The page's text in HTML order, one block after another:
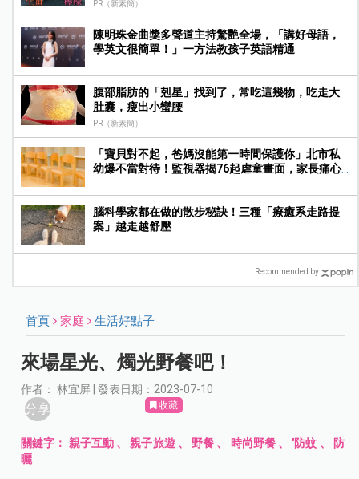
PR（新素簡）
陳明珠金曲獎多聲道主持驚艷全場，「講好母語，
學英文很簡單！」一方法教孩子英語精通
腹部脂肪的「剋星」找到了，常吃這幾物，吃走大
肚囊，瘦出小蠻腰
PR（新素簡）
「寶貝對不起，爸媽沒能第一時間保護你」北市私
幼爆不當對待！監視器揭76起虐童畫面，家長痛心
腦科學家都在做的散步秘訣！三種「療癒系走路提
案」越走越舒壓
Recommended by
首頁 家庭 生活好點子
來場星光、燭光野餐吧！
作者： 林宜屏 | 發表日期：2023-07-10
分享 收藏
關鍵字： 親子互動 、親子旅遊、 野餐 、 時尚野餐 、 '防蚊 、
防
曬